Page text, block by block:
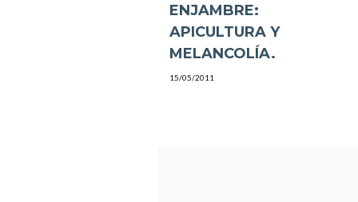
ENJAMBRE:
APICULTURA Y
MELANCOLÍA.
15/05/2011